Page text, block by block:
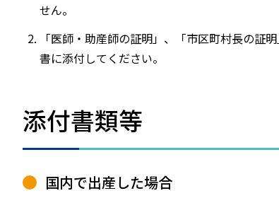
せん。
「医師・助産師の証明」、「市区町村長の証
書に添付してください。
添付書類等
国内で出産した場合